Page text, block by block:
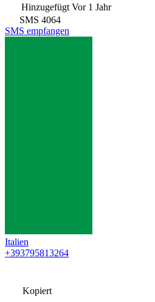
Hinzugefügt Vor 1 Jahr
SMS 4064
SMS empfangen
Italien
+393795813264
Kopiert